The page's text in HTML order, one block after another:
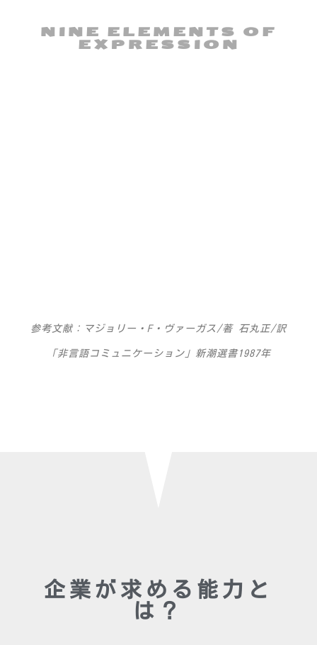
NINE ELEMENTS OF
EXPRESSION
参考文献：マジョリー・F・ヴァーガス/著 石丸正/訳
「非言語コミュニケーション」新潮選書1987年
企業が求める能力と
は？